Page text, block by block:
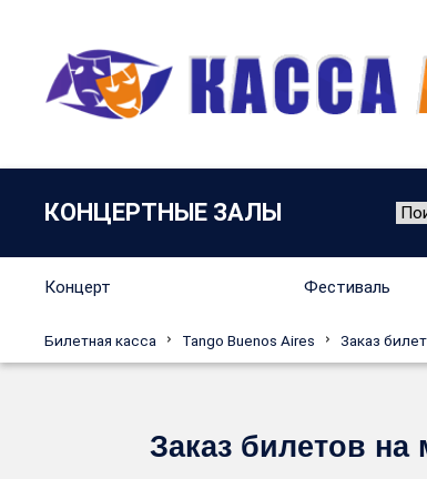
КОНЦЕРТНЫЕ ЗАЛЫ
Концерт Фестиваль
Билетная касса Tango Buenos Aires Заказ
Заказ билетов на